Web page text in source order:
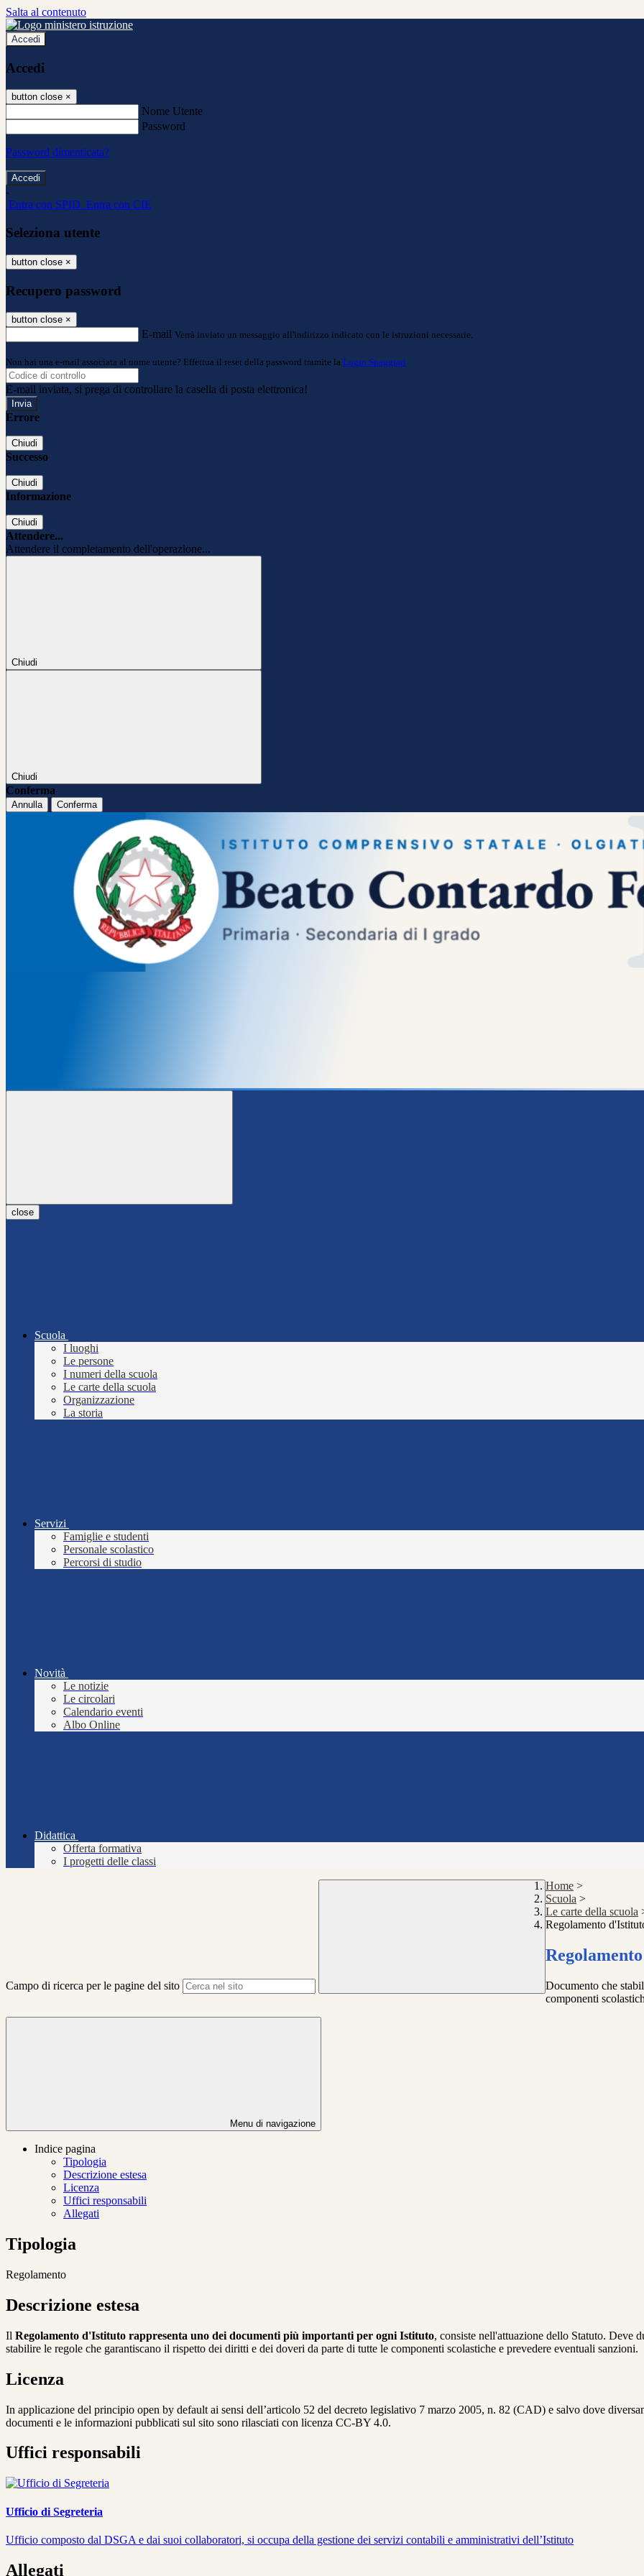
Salta al contenuto
Accedi
Accedi
button close ×
Nome Utente
Password
Password dimenticata?
-
Entra con SPID Entra con CIE
Seleziona utente
button close ×
Recupero password
button close ×
E-mail Verrà inviato un messaggio all'indirizzo indicato con le istruzioni necessarie.
Non hai una e-mail associata al nome utente? Effettua il reset della password tramite la Login Spaggiari
E-mail inviata, si prega di controllare la casella di posta elettronica!
Errore
Chiudi
Successo
Chiudi
Informazione
Chiudi
Attendere...
Attendere il completamento dell'operazione...
Chiudi
Chiudi
Conferma
Annulla Conferma
close
Scuola
I luoghi
Le persone
I numeri della scuola
Le carte della scuola
Organizzazione
La storia
Servizi
Famiglie e studenti
Personale scolastico
Percorsi di studio
Novità
Le notizie
Le circolari
Calendario eventi
Albo Online
Didattica
Offerta formativa
I progetti delle classi
Campo di ricerca per le pagine del sito
Home >
Scuola >
Le carte della scuola
Regolamento
Documento che
componenti
Menu di navigazione
Indice pagina
Tipologia
Descrizione estesa
Licenza
Uffici responsabili
Allegati
Tipologia
Regolamento
Descrizione estesa
Il Regolamento d'Istituto rappresenta uno dei documenti più importanti per ogni Istituto, consiste nell'attuazione dello Statuto. Deve
stabilire le regole che garantiscano il rispetto dei diritti e dei doveri da parte di tutte le componenti scolastiche e prevedere eventuali sanzioni.
Licenza
In applicazione del principio open by default ai sensi dell’articolo 52 del decreto legislativo 7 marzo 2005, n. 82 (CAD) e salvo dove
documenti e le informazioni pubblicati sul sito sono rilasciati con licenza CC-BY 4.0.
Uffici responsabili
Ufficio di Segreteria
Ufficio composto dal DSGA e dai suoi collaboratori, si occupa della gestione dei servizi contabili e amministrativi dell’Istituto
Allegati